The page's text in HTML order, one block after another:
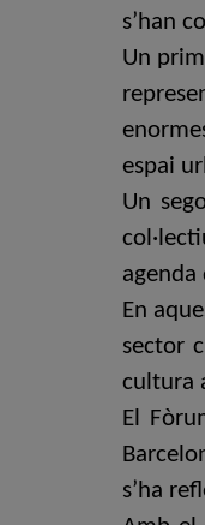
s’han
Un
espai
Un
En
sector
cultura
El
s’ha